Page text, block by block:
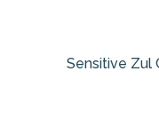
Sensitive Zul